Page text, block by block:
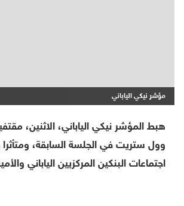
مؤشر نيكي الياباني
هبط المؤشر نيكي الياباني، الاثنين،
وول ستريت في الجلسة السابقة، ومتأثرا
اجتماعات البنكين المركزيين الياباني